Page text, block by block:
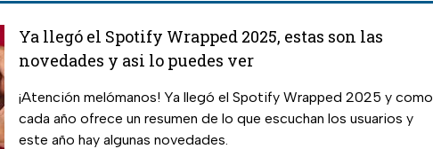
Ya llegó el Spotify Wrapped 2025, estas son las
novedades y asi lo puedes ver
¡Atención melómanos! Ya llegó el Spotify Wrapped 2025 y como
cada año ofrece un resumen de lo que escuchan los usuarios y
este año hay algunas novedades.